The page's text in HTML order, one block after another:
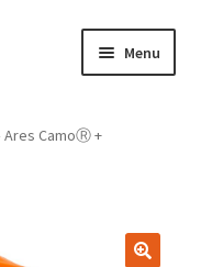
Menu
Ares CamoⓇ +